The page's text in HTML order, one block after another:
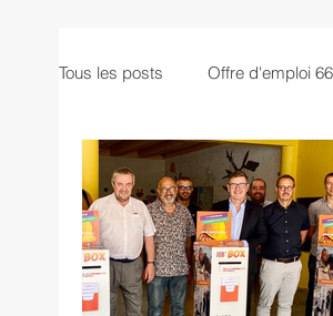
Tous les posts Offre d'emploi 66